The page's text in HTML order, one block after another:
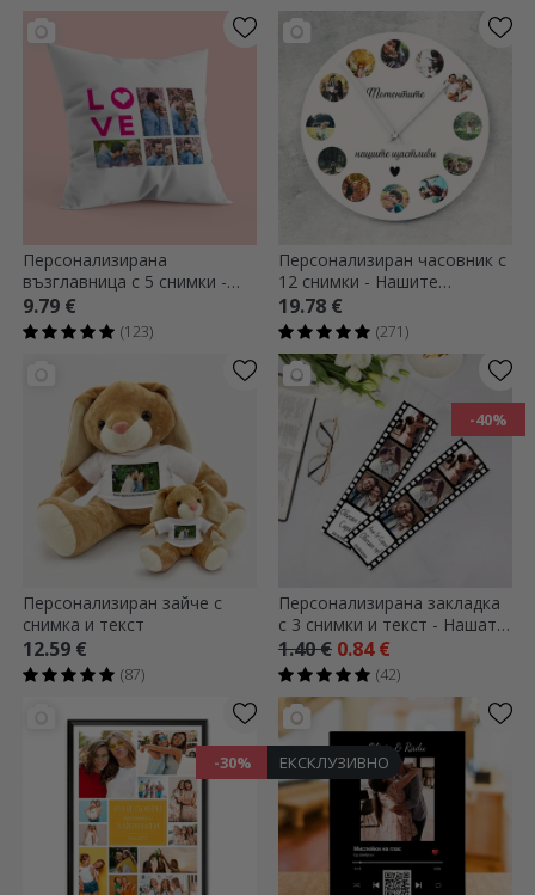
Персонализирана
възглавница с 5 снимки -
модел „Любов“
9.79 €
(123)
Персонализиран часовник с
12 снимки - Нашите
моменти
19.78 €
(271)
Персонализиран зайче с
снимка и текст
12.59 €
(87)
-40%
Персонализирана закладка
с 3 снимки и текст - Нашата
история
1.40 € 0.84 €
(42)
-30% ЕКСКЛУЗИВНО